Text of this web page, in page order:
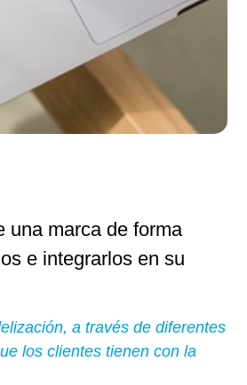
una marca de forma
e integrarlos en su
a través de diferentes
los clientes tienen con la